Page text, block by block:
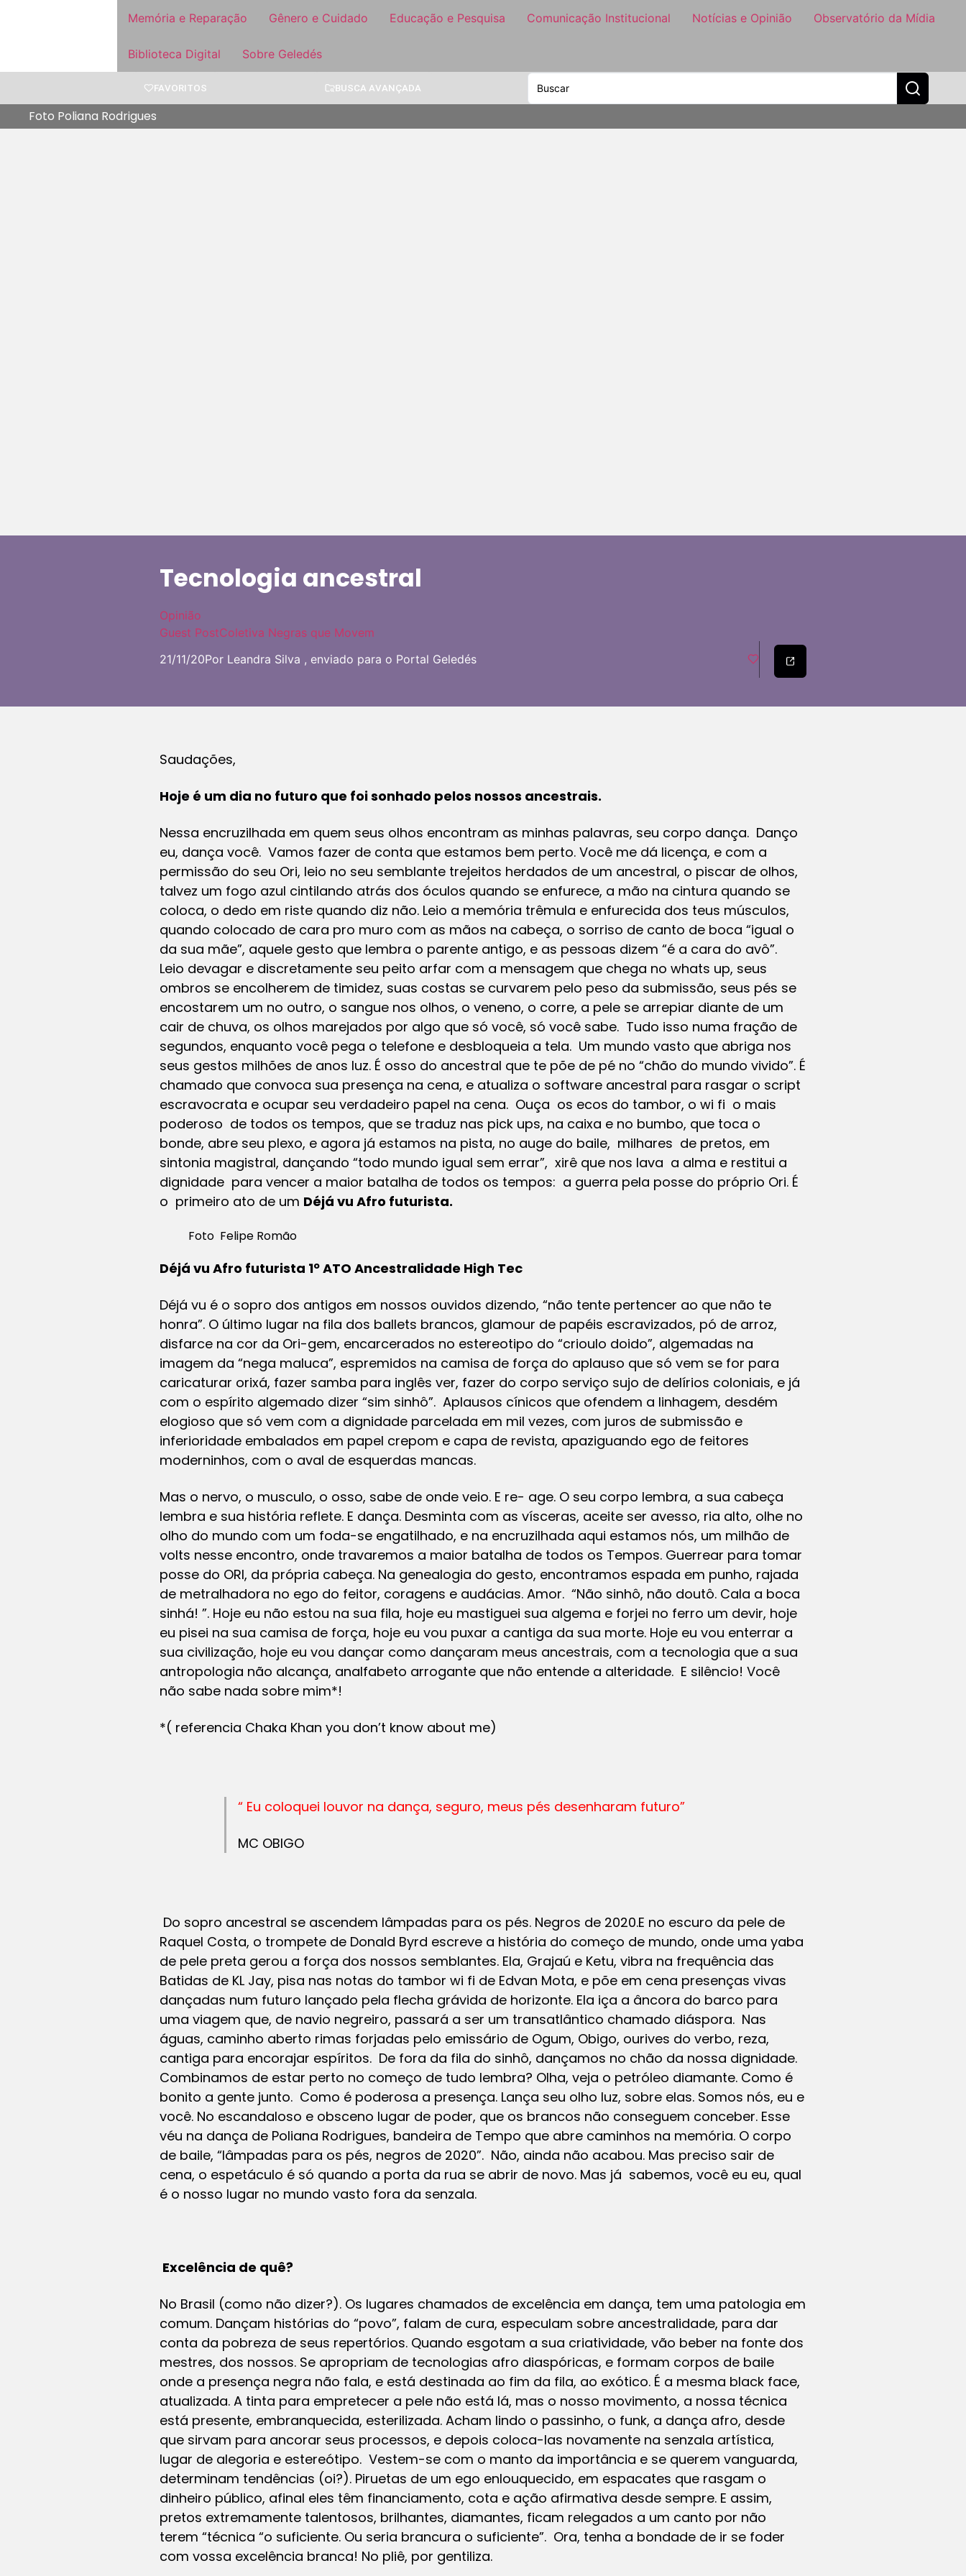
Memória e Reparação Gênero e Cuidado Educação e Pesquisa Comunicação Institucional Notícias e Opinião Observatório da Mídia
Biblioteca Digital Sobre Geledés
FAVORITOS BUSCA AVANÇADA
Foto Poliana Rodrigues
Tecnologia ancestral
Opinião
Guest PostColetiva Negras que Movem
21/11/20Por Leandra Silva , enviado para o Portal Geledés
Saudações,
Hoje é um dia no futuro que foi sonhado pelos nossos ancestrais.
Nessa encruzilhada em quem seus olhos encontram as minhas palavras, seu corpo dança. Danço
eu, dança você. Vamos fazer de conta que estamos bem perto. Você me dá licença, e com a
permissão do seu Ori, leio no seu semblante trejeitos herdados de um ancestral, o piscar de olhos,
talvez um fogo azul cintilando atrás dos óculos quando se enfurece, a mão na cintura quando se
coloca, o dedo em riste quando diz não. Leio a memória trêmula e enfurecida dos teus músculos,
quando colocado de cara pro muro com as mãos na cabeça, o sorriso de canto de boca “igual o
da sua mãe”, aquele gesto que lembra o parente antigo, e as pessoas dizem “é a cara do avô”.
Leio devagar e discretamente seu peito arfar com a mensagem que chega no whats up, seus
ombros se encolherem de timidez, suas costas se curvarem pelo peso da submissão, seus pés se
encostarem um no outro, o sangue nos olhos, o veneno, o corre, a pele se arrepiar diante de um
cair de chuva, os olhos marejados por algo que só você, só você sabe. Tudo isso numa fração de
segundos, enquanto você pega o telefone e desbloqueia a tela. Um mundo vasto que abriga nos
seus gestos milhões de anos luz. É osso do ancestral que te põe de pé no “chão do mundo vivido”. É
chamado que convoca sua presença na cena, e atualiza o software ancestral para rasgar o script
escravocrata e ocupar seu verdadeiro papel na cena. Ouça os ecos do tambor, o wi fi o mais
poderoso de todos os tempos, que se traduz nas pick ups, na caixa e no bumbo, que toca o
bonde, abre seu plexo, e agora já estamos na pista, no auge do baile, milhares de pretos, em
sintonia magistral, dançando “todo mundo igual sem errar”, xirê que nos lava a alma e restitui a
dignidade para vencer a maior batalha de todos os tempos: a guerra pela posse do próprio Ori. É
o primeiro ato de um Déjá vu Afro futurista.
Foto Felipe Romão
Déjá vu Afro futurista 1º ATO Ancestralidade High Tec
Déjá vu é o sopro dos antigos em nossos ouvidos dizendo, “não tente pertencer ao que não te
honra”. O último lugar na fila dos ballets brancos, glamour de papéis escravizados, pó de arroz,
disfarce na cor da Ori-gem, encarcerados no estereotipo do “crioulo doido”, algemadas na
imagem da “nega maluca”, espremidos na camisa de força do aplauso que só vem se for para
caricaturar orixá, fazer samba para inglês ver, fazer do corpo serviço sujo de delírios coloniais, e já
com o espírito algemado dizer “sim sinhô”. Aplausos cínicos que ofendem a linhagem, desdém
elogioso que só vem com a dignidade parcelada em mil vezes, com juros de submissão e
inferioridade embalados em papel crepom e capa de revista, apaziguando ego de feitores
moderninhos, com o aval de esquerdas mancas.
Mas o nervo, o musculo, o osso, sabe de onde veio. E re- age. O seu corpo lembra, a sua cabeça
lembra e sua história reflete. E dança. Desminta com as vísceras, aceite ser avesso, ria alto, olhe no
olho do mundo com um foda-se engatilhado, e na encruzilhada aqui estamos nós, um milhão de
volts nesse encontro, onde travaremos a maior batalha de todos os Tempos. Guerrear para tomar
posse do ORI, da própria cabeça. Na genealogia do gesto, encontramos espada em punho, rajada
de metralhadora no ego do feitor, coragens e audácias. Amor. “Não sinhô, não doutô. Cala a boca
sinhá! ”. Hoje eu não estou na sua fila, hoje eu mastiguei sua algema e forjei no ferro um devir, hoje
eu pisei na sua camisa de força, hoje eu vou puxar a cantiga da sua morte. Hoje eu vou enterrar a
sua civilização, hoje eu vou dançar como dançaram meus ancestrais, com a tecnologia que a sua
antropologia não alcança, analfabeto arrogante que não entende a alteridade. E silêncio! Você
não sabe nada sobre mim*!
*( referencia Chaka Khan you don’t know about me)
“ Eu coloquei louvor na dança, seguro, meus pés desenharam futuro”
MC OBIGO
Do sopro ancestral se ascendem lâmpadas para os pés. Negros de 2020.E no escuro da pele de
Raquel Costa, o trompete de Donald Byrd escreve a história do começo de mundo, onde uma yaba
de pele preta gerou a força dos nossos semblantes. Ela, Grajaú e Ketu, vibra na frequência das
Batidas de KL Jay, pisa nas notas do tambor wi fi de Edvan Mota, e põe em cena presenças vivas
dançadas num futuro lançado pela flecha grávida de horizonte. Ela iça a âncora do barco para
uma viagem que, de navio negreiro, passará a ser um transatlântico chamado diáspora. Nas
águas, caminho aberto rimas forjadas pelo emissário de Ogum, Obigo, ourives do verbo, reza,
cantiga para encorajar espíritos. De fora da fila do sinhô, dançamos no chão da nossa dignidade.
Combinamos de estar perto no começo de tudo lembra? Olha, veja o petróleo diamante. Como é
bonito a gente junto. Como é poderosa a presença. Lança seu olho luz, sobre elas. Somos nós, eu e
você. No escandaloso e obsceno lugar de poder, que os brancos não conseguem conceber. Esse
véu na dança de Poliana Rodrigues, bandeira de Tempo que abre caminhos na memória. O corpo
de baile, “lâmpadas para os pés, negros de 2020”. Não, ainda não acabou. Mas preciso sair de
cena, o espetáculo é só quando a porta da rua se abrir de novo. Mas já sabemos, você eu eu, qual
é o nosso lugar no mundo vasto fora da senzala.
Excelência de quê?
No Brasil (como não dizer?). Os lugares chamados de excelência em dança, tem uma patologia em
comum. Dançam histórias do “povo”, falam de cura, especulam sobre ancestralidade, para dar
conta da pobreza de seus repertórios. Quando esgotam a sua criatividade, vão beber na fonte dos
mestres, dos nossos. Se apropriam de tecnologias afro diaspóricas, e formam corpos de baile
onde a presença negra não fala, e está destinada ao fim da fila, ao exótico. É a mesma black face,
atualizada. A tinta para empretecer a pele não está lá, mas o nosso movimento, a nossa técnica
está presente, embranquecida, esterilizada. Acham lindo o passinho, o funk, a dança afro, desde
que sirvam para ancorar seus processos, e depois coloca-las novamente na senzala artística,
lugar de alegoria e estereótipo. Vestem-se com o manto da importância e se querem vanguarda,
determinam tendências (oi?). Piruetas de um ego enlouquecido, em espacates que rasgam o
dinheiro público, afinal eles têm financiamento, cota e ação afirmativa desde sempre. E assim,
pretos extremamente talentosos, brilhantes, diamantes, ficam relegados a um canto por não
terem “técnica “o suficiente. Ou seria brancura o suficiente”. Ora, tenha a bondade de ir se foder
com vossa excelência branca! No pliê, por gentiliza.